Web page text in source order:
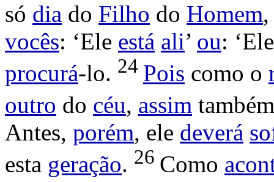
só dia do Filho do Homem
vocês: ‘Ele está ali’ ou:
procurá-lo. 24 Pois como o
outro do céu, assim
Antes, porém, ele deverá
esta geração. 26 Como